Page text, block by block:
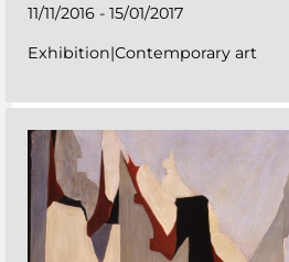
11/11/2016 - 15/01/2017
Exhibition|Contemporary art